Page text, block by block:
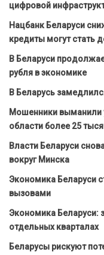
цифровой
Нацбанк Беларуси
кредиты могут стать
В Беларуси
рубля в экономике
В Беларусь
Мошенники выманили
области более 25
Власти Беларуси
вокруг Минска
Экономика Беларуси
вызовами
Экономика Беларуси:
отдельных кварталах
Беларусы рискуют